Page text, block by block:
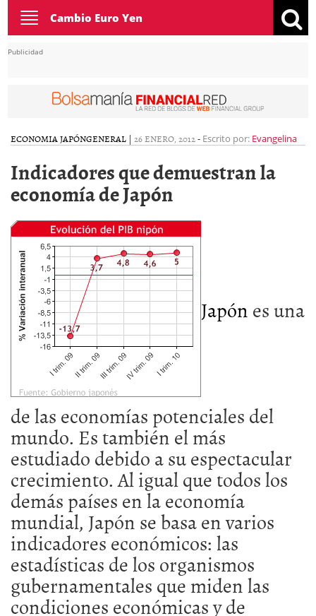
Toggle
navigation
Cambio Euro Yen
Publicidad
ECONOMIA JAPÓNGENERAL | 26 ENERO, 2012- Escrito por: Evangelina
Indicadores que demuestran la
economía de Japón
Japónes una
de las economías potenciales del
mundo. Es también el más
estudiado debido a su espectacular
crecimiento. Al igual que todos los
demás países en la economía
mundial, Japón se basa en varios
indicadores económicos: las
estadísticas de los organismos
gubernamentales que miden las
condiciones económicas y de